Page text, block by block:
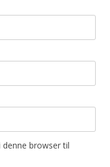
browser til